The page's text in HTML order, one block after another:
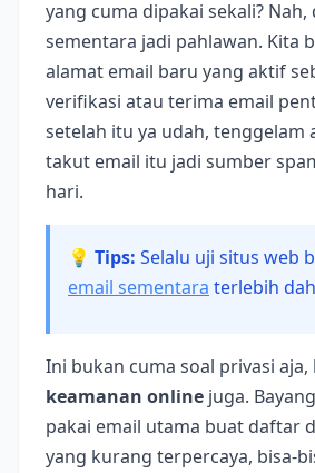
yang cuma dipakai sekali?
sementara jadi pahlawan. Kita
alamat email baru yang aktif
verifikasi atau terima email
setelah itu ya udah, tenggelam
takut email itu jadi sumber
hari.
💡 Tips: Selalu uji situs web
email sementara terlebih
Ini bukan cuma soal privasi aja,
keamanan online juga.
pakai email utama buat daftar
yang kurang terpercaya, bisa-